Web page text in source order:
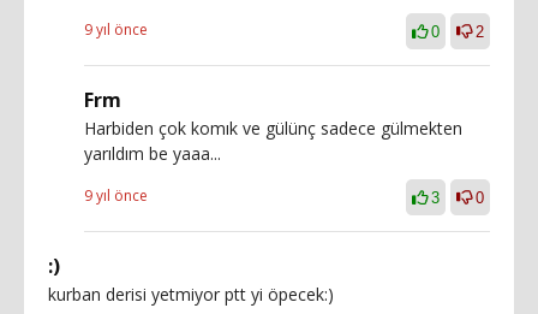
9 yıl önce 0 2
Frm
Harbiden çok komık ve gülünç sadece gülmekten
yarıldım be yaaa...
9 yıl önce 3 0
:)
kurban derisi yetmiyor ptt yi öpecek:)